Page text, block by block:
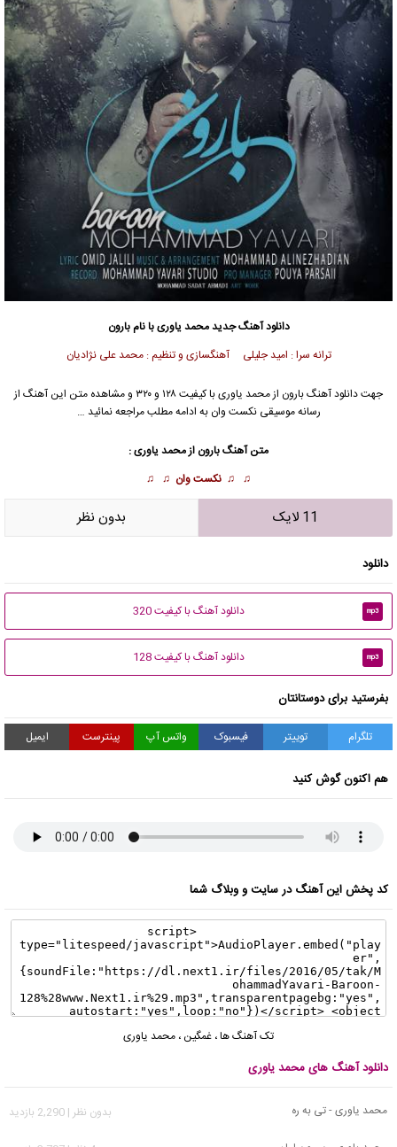
دانلود آهنگ جدیدمحمد یاوریبا نام بارون
ترانه سرا : امید جلیلی آهنگسازی و تنظیم : محمد علی نژادیان
جهت دانلود آهنگ بارون ازمحمد یاوری
با کیفیت ۱۲۸ و ۳۲۰ و مشاهده متن این آهنگ از
رسانه موسیقی نکست وان به ادامه مطلب مراجعه نمائید …
متن آهنگ بارون ازمحمد یاوری:
♫ ♫ نکست وان ♫ ♫
11 لایک بدون نظر
دانلود
mp3 دانلود آهنگ با کیفیت 320
mp3 دانلود آهنگ با کیفیت 128
بفرستید برای دوستانتان
تلگرام توییتر فیسبوک واتس آپ پینترست ایمیل
هم اکنون گوش کنید
کد پخش این آهنگ در سایت و وبلاگ شما
تک آهنگ ها، غمگین ، محمد یاوری
دانلود آهنگ های محمد یاوری
محمد یاوری - تی به ره
بدون نظر | 2,290 بازدید